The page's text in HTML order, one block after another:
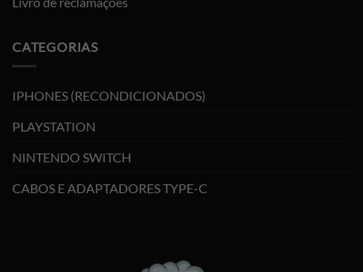
CATEGORIAS
IPHONES (RECONDICIONADOS)
PLAYSTATION
NINTENDO SWITCH
CABOS E ADAPTADORES TYPE-C